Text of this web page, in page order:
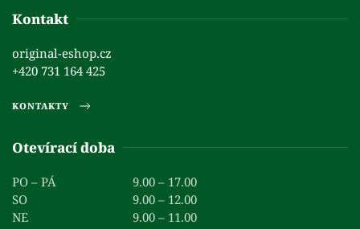
Kontakt
original-eshop.cz
+420 731 164 425
KONTAKTY
Otevírací doba
PO – PÁ
9.00 – 17.00
SO
9.00 – 12.00
NE
9.00 – 11.00